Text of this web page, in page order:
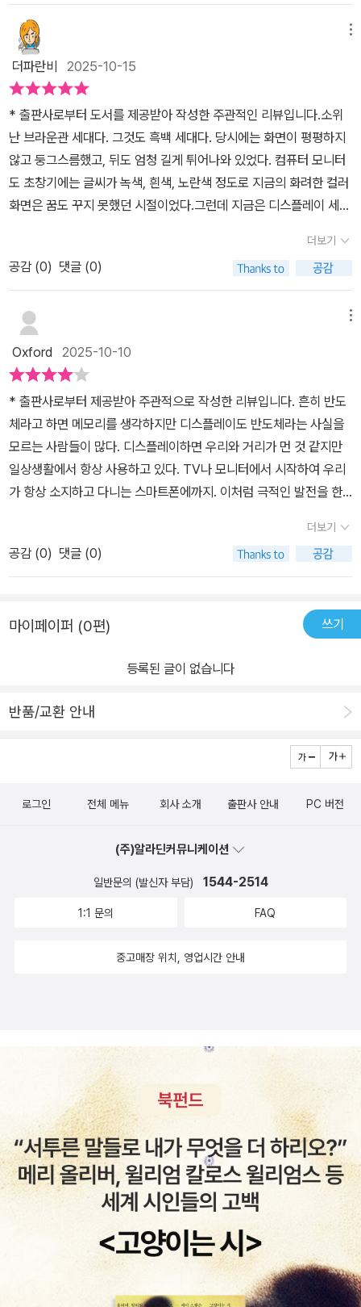
LED(유기EL)와 양자점이라서, 이 부분에 중점을 두어 구조와 작동
원리를 설명해주고 있어요. 유기EL의 발광 원리, 유기EL 분자 구조,
유기EL 디스플레이 제작법, 액정 분자의 성질과 특징, 액정 디스플레
이의 원리, 양자점 디스플레이, 디스플레이 관련 부품의 종류와 기능
을 살펴보고, 이 기술들을 둘러싼 기업들의 치열한 경쟁과 업계의 시
장 현황을 알려주네요. 깔끔하고 선명한 초고화질 TV를 볼 때마다 감
탄이 절로 나왔는데, 이 책 덕분에 첨단 기술에 담긴 과학 원리를 배울
수 있어서 유익했네요.
는 일반인에게 디스플레이에 관한 모든 것을 알려주는 종합 기본서
같은 책입니다. 스마트폰 시장으로 넘어오면서 LCD가 저물고 OLE
D가 시장을 장악했다는 이야기를 들어보셨을 겁니다. 그러고보면 과
거엔 LCD를 활용한 스마트폰이 꽤 있었는데 요즘 출시되는 스마트
폰은 전부 OLED입니다. LCD와 OLED엔 어떤 차이가 있기에 이런
시장의 변화를 만들어 낸 걸까요? 이 책은 LCD와 OLED의 차이를
도표를 통해 한눈에 비교해 줍니다. 각각의 장단점이 명확히 드러나
기에 어떤 영역에서 어떤 역할로 사용되는지에 대해 확실히 이해할
수 있습니다. LCD의 경우 가장 많이 보급됐으며 제작부터 부품까지
모두 저렴하다는 장점이 있습니다. OLED의 경우 LCD에 비해 비싸
다는 단점이 있지만 시야각이 넓고 소비전력이 적으며 경량화가 가능
하다는 장점이 있습니다. 이렇게 각각의 장단점을 살펴보면 시장의
저가 모델의 경우엔 LCD를 사용할 수 있는 거고요. 최근 TV 시장에
선 OLED TV 판매가 둔화되고 LCD TV 판매가 압도적이라고 하는
데, 그것 역시 LCD와 OLED의 제작 과정에서의 압도적인 가격 차이
로 설명이 되는 것이었습니다. 책은 발광부터 소재와 작동 원리, 제작
방법 등을 설명해 주는데 그것들을 공부하다보면 왜 디스플레이 시장
이 이렇게 움직이게 되었는가가 자연스럽게 이해됩니다. 우리는 결과
값만 보지만 디스플레이 구조를 보면 원인까지 알게 되는 것입니
다. 최근 미중 무역 갈등의 중요한 키로 떠오른 것이 희토류입니다. 희
희토류에 대해서도 설명해 줍니다. 희소 금속 47종 중 무려 17종에
달하는 희토류는 자성, 발광, 발색, 레이저 등에 사용됩니다. 따라서
반도체를 비롯해 디스플레이 등 첨단 산업에 필수적이기에 미국과 중
입니다. 책을 읽기 전까진 디스플레이의 세계가 이렇게 흥미로울지
몰랐습니다. 복잡할 것 같던 작동원리는 그림을 통해 쉽게 설명해 주
고, 다양한 소자와 화학구조까지 디테일한 설명을 더해주기에 누구라
시 디스플레이의 본질에 대해 이해하고 계셔야 합니다. 앞으로 오랜
산업이 어디로 흘러가는 가를 알고자 하는 모든 분께 이 책, 디스플레
더파란비 2025-10-15
* 출판사로부터 도서를 제공받아 작성한 주관적인 리뷰입니다.소위
난 브라운관 세대다. 그것도 흑백 세대다. 당시에는 화면이 평평하지
않고 둥그스름했고, 뒤도 엄청 길게 튀어나와 있었다. 컴퓨터 모니터
도 초창기에는 글씨가 녹색, 흰색, 노란색 정도로 지금의 화려한 컬러
화면은 꿈도 꾸지 못했던 시절이었다.그런데 지금은 디스플레이 세계
더니, 이제는 종잇장처럼 얇아지고, 심지어 구부러지는 것까지 나와
있다. TV, 스마트폰, 스마트워치, 태블릿, 모니터, 터치스크린 등 다양
한 곳에 온갖 종류의 디스플레이들을 사용하고 있다.얼핏 같아 보여
도, LCD, OLED, QLED 등 디스플레이에 적용된 기술들이 제각각이
있는데, 그 뒤에 등장한 것들에 대해서는 잘 모른다.내가 직접 확인할
수 있는 기술의 변화는 그저 화면 색감이 밝고 명확해졌고, 전에는 화
면을 돋보기로 보면 빨강, 파랑, 녹색의 작은 점들이 보였는데, 최근에
는 현미경을 써야 보일 정도로 엄청나게 화소 크기가 작아졌다는 정
도다.그래서 최신 디스플레이 기술에 대한 궁금증을 풀고자 '디스플
레이 구조 교과서'를 보게 되었다.이 책은 단순히 디스플레이 기술 소
개에만 그치지 않고, 디스플레이의 발전 과정, 기본 원리, 구조, 메커
니즘, 시장 상황까지 담고 있어 전반적인 디스플레이 지식을 얻을 수
있다. 궁금증을 종합적으로 풀면서 기본 지식을 차곡차곡 쌓을 수 있
는 책 전반 이해를 돕기 위해, 디스플레이의 변화 과정을 간단히 알아
보고, LCD, Mini LED, OLED, QOLED, QLED 등의 디스플레이 종
레이는 OLED, 유기EL이다. 이를 이해하기 위해 유기화합물, 무기화
합물이 무엇인지 알아보고, 에너지의 차이로 생기는 빚의 발생 원리,
EL 소자를 만드는 방법과 방식의 차이점을 설명하고, 컬러는 어떻게
만드는지 원리와 함께 유기EL 디스플레이의 장단점도 설명하고 있
야각을 어떻게 개선해왔는지, 전자 종이 기술도 알 수 있었다.QLED
양자점 기술은 후반부에 나온다. 양자점 결정 크기를 바꾸는 것만으
로 초록, 빨강 빛을 만들 수 있어서, 여기에 파랑 LED를 더해 모든 색
미징 등에 사용할 수 있다. QLED가 최근의 기술이라서 그런지 선명
으로 되어 있다. 디스플레이 재료들이 각종 화합물이다 보니, '디스플
레이 구조 교과서' 안에 화학식이 등장하고, 원리 설명을 위해 물리적
설명이 나오는데, 사람마다 다르겠지만, 화학식 이런 게 있구나 정도
로 가볍게 생각하고 읽어 준다면, 전체적인 이해가 어렵지 않을 것이
다.디스플레이 기술은 우리 일상에서 떼려야 뗄 수 없는 기술이 되었
지만, 그 원리와 구조는 막연하게 느껴질 때가 많다. '디스플레이 구조
경지식이 부족한 사람도 쉽게 접근할 수 있는 책이다. 화면 뒤에 숨은
기술의 세계가 궁금한 분이라면, 꼭 한번 읽어 보면 좋을 것이다.
더보기
공감 (0) 댓글 (0)
Oxford 2025-10-10
* 출판사로부터 제공받아 주관적으로 작성한 리뷰입니다. 흔히 반도
체라고 하면 메모리를 생각하지만 디스플레이도 반도체라는 사실을
모르는 사람들이 많다. 디스플레이하면 우리와 거리가 먼 것 같지만
일상생활에서 항상 사용하고 있다. TV나 모니터에서 시작하여 우리
가 항상 소지하고 다니는 스마트폰에까지. 이처럼 극적인 발전을 한
였다. 내가 어릴 적만 해도 집집마다 컬러 TV가 있지는 않았고 지금
생각해 보면 화질도 상당히 좋지 않았다. 전파 신호가 약하면 화면도
흐렸는데 지금은 너무 선명하여 사극을 보면 배우들이 수염을 붙인
배로 늘어났지만 두께는 오히려 훨씬 얇아지면서도 해상도는 훨씬 좋
기도 벅찰 정도로 무겁고 덩치가 컸는데 지금은 32인치 모니터를 사
인 변화를 겪은 디스플레이의 기술 변화에 대해 궁금하여 책을 읽게
있었을까 하는 의문에서 시작하여 접거나 휘는 디스플레이까지 궁금
우리의 삶도 훨씬 편하게 바뀌었지만 그만큼 알아야 할 것들이 더 많
알아야 하냐고 생각할 수도 있지만 투자 목적이든 상식이든 알아서
나쁠 것은 없다고 본다. 그래서 나도 디스플레이의 구조에 대해 알아
부터 난이도가 상당하였다. 우리나라 LCD 시장은 중국에 거의 다 뺏
하면서 다시 주목받고 있는데 의견이 분분했던 OLED와 QLED의 차
액정 디스플레이, 양자점 디스플레이에 대해 주로 다룬다. 한때 LCD
와 함께 시장을 양분할 것 같았지만 어느새 사양된 PDP는 자세한 설
명을 생략하였다. 그냥 상식선에서 LED, QLED, OLED의 차이점에
대해서만 알고 싶었는데 화학 기호와 화학식까지 써가며 어려운 내용
까지 일일이 설명을 하였다. 책의 제목 그대로 디스플레이 구조 교과
서이다. 양자점 디스플레이를 이해하기 위해서는 양자점을 먼저 이해
해야 하므로 어려운 내용을 어려운 그대로 설명을 한다. 학교를 졸업
한 지 한참 되었는데 다시 어려운 책을 보니 교과서를 다시 보는 느낌
이다. 책의 표지에서도 디스플레이를 쉽게 설명한다거나 '누구나 이
해할 수 있는' 이런 문구도 없다. 그냥 교과서처럼 이론에 충실한 책이
다. 학창 시절 우리가 공부했던 교과서가 그렇듯 선생님의 설명이나
더보기
공감 (0) 댓글 (0)
마이페이퍼 (0편) 쓰기
등록된 글이 없습니다
반품/교환 안내
로그인 전체 메뉴 회사 소개 출판사 안내 PC 버전
(주)알라딘커뮤니케이션
일반문의 (발신자 부담) 1544-2514
1:1 문의 FAQ
중고매장 위치, 영업시간 안내